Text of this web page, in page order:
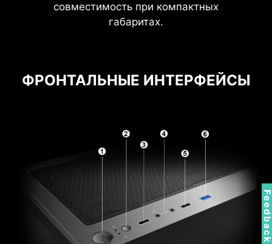
совместимость при компактных
габаритах.
ФРОНТАЛЬНЫЕ ИНТЕРФЕЙСЫ